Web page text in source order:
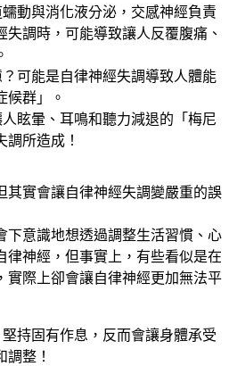
動與消化液分泌，交感神經負責
調時，可能導致讓人反覆腹痛、
可能是自律神經失調導致人體能
候群」。
眩暈、耳鳴和聽力減退的「梅尼
所造成！
其實會讓自律神經失調變嚴重的誤
下意識地想透過調整生活習慣、心
律神經，但事實上，有些看似是在
實際上卻會讓自律神經更加無法平
持固有作息，反而會讓身體承受
調整！